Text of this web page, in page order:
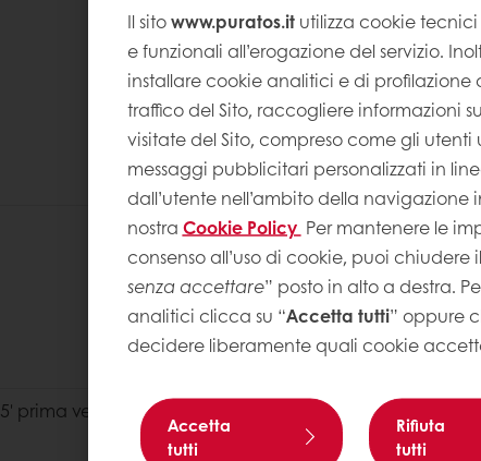
5' prima velocità - 5' seconda velocità
Il sitowww.puratos.itutilizza cookie
e funzionali all’erogazione del servizio.
installare cookie analitici e di
traffico del Sito, raccogliere informazioni
visitate del Sito, compreso come gli utenti
messaggi pubblicitari personalizzati in
dall’utente nell’ambito della navigazione
nostra Cookie Policy Per mantenere le
consenso all’uso di cookie, puoi
senza accettare” posto in alto a destra.
analitici clicca su “Accetta tutti” oppure
decidere liberamente quali cookie
Accetta
tutti
Rifiuta
tutti